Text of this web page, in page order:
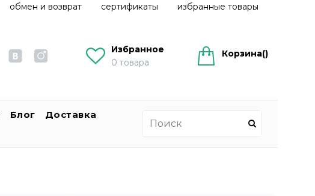
обмен и возврат сертификаты избранные товары
Избранное
0 товара
Корзина()
Блог
Доставка